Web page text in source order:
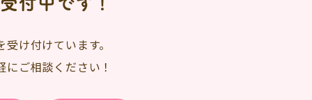
け付けています。
ご相談ください！